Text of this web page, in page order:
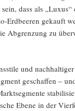
dass als
Erd­bee­ren gekauft
Abgren­zung zu
und
geschaf­fen –
Ebe­ne in der